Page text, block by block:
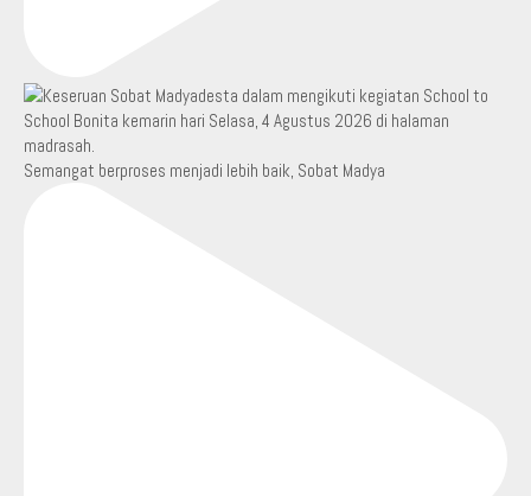
Semangat berproses menjadi lebih baik, Sobat Madya